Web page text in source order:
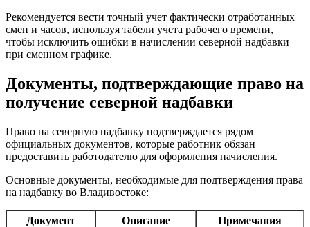
Рекомендуется вести точный учет фактически отработанных
смен и часов, используя табели учета рабочего времени,
чтобы исключить ошибки в начислении северной надбавки
при сменном графике.
Документы, подтверждающие право на
получение северной надбавки
Право на северную надбавку подтверждается рядом
официальных документов, которые работник обязан
предоставить работодателю для оформления начисления.
Основные документы, необходимые для подтверждения права
на надбавку во Владивостоке:
Документ Описание Примечания